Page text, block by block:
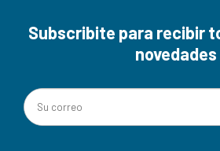
Subscribite para recibir
novedades